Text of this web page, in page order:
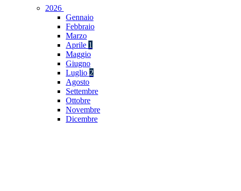
2026
Gennaio
Febbraio
Marzo
Aprile 1
Maggio
Giugno
Luglio 2
Agosto
Settembre
Ottobre
Novembre
Dicembre